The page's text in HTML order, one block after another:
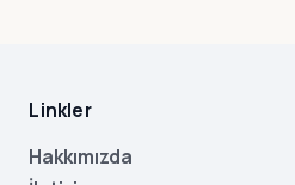
Linkler
Hakkımızda